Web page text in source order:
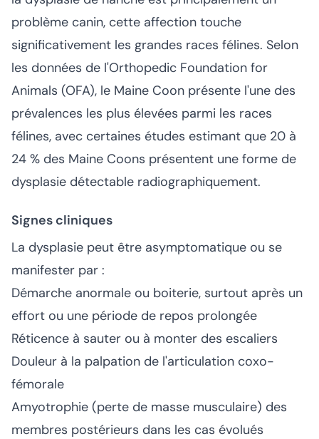
problème canin, cette affection touche
significativement les grandes races félines. Selon
les données de l'Orthopedic Foundation for
Animals (OFA), le Maine Coon présente l'une des
prévalences les plus élevées parmi les races
félines, avec certaines études estimant que 20 à
24 % des Maine Coons présentent une forme de
dysplasie détectable radiographiquement.
Signes cliniques
La dysplasie peut être asymptomatique ou se
manifester par :
Démarche anormale ou boiterie, surtout après un
effort ou une période de repos prolongée
Réticence à sauter ou à monter des escaliers
Douleur à la palpation de l'articulation coxo-
fémorale
Amyotrophie (perte de masse musculaire) des
membres postérieurs dans les cas évolués